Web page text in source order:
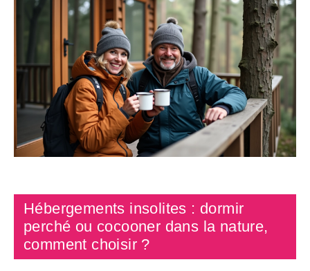
Hébergements insolites : dormir
perché ou cocooner dans la nature,
comment choisir ?